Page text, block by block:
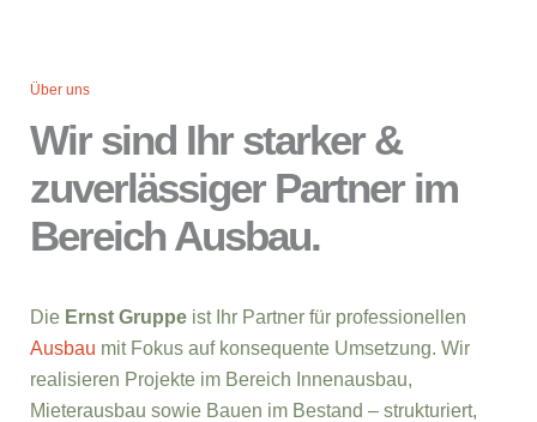
Über uns
Wir sind Ihr starker &
zuverlässiger Partner im
Bereich Ausbau.
Die Ernst Gruppe ist Ihr Partner für professionellen
Ausbau mit Fokus auf konsequente Umsetzung. Wir
realisieren Projekte im Bereich Innenausbau,
Mieterausbau sowie Bauen im Bestand – strukturiert,